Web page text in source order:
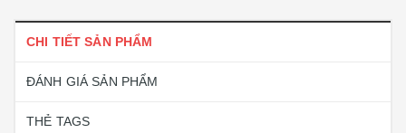
CHI TIẾT SẢN PHẨM
ĐÁNH GIÁ SẢN PHẨM
THẺ TAGS